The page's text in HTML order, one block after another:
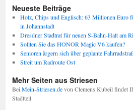
Neueste Beiträge
Holz, Chips und Englisch: 63 Millionen Euro
in Johannstadt
Dresdner Stadtrat für neuen S-Bahn-Halt am
Sollten Sie das HONOR Magic V6 kaufen?
Senioren ärgern sich über geplante
Streit um Radroute Ost
Mehr Seiten aus Striesen
Bei Mein-Striesen.devon Clemens Kubeil findet
Stadtteil.